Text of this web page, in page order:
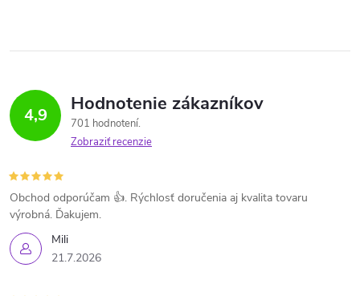
4,9 Hodnotenie zákazníkov
701 hodnotení
Zobraziť recenzie
Mili
21.7.2026
Obchod odporúčam 👍. Rýchlosť doručenia aj kvalita tovaru
výrobná. Ďakujem.